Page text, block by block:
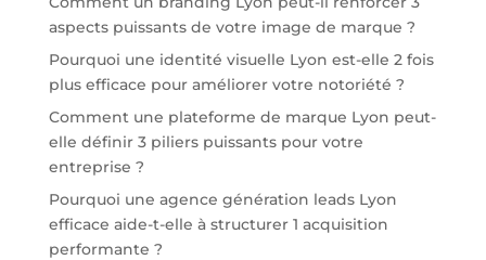
aspects puissants de votre image de marque ?
Pourquoi une identité visuelle Lyon est-elle 2 fois
plus efficace pour améliorer votre notoriété ?
Comment une plateforme de marque Lyon peut-
elle définir 3 piliers puissants pour votre
entreprise ?
Pourquoi une agence génération leads Lyon
efficace aide-t-elle à structurer 1 acquisition
performante ?